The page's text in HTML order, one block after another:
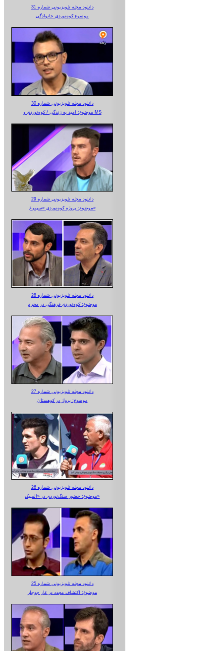
دانلود مجله تلویزیونی شماره 31
موضوع:کوه‌نوردی خانوادگی
دانلود مجله تلویزیونی شماره 30
موضوع: امید به زندگی / کوه‌نوردی و MS
دانلود مجله تلویزیونی شماره 29
موضوع: پروژه کوه‌نوردی «سیمرغ»
دانلود مجله تلویزیونی شماره 28
موضوع: کوه‌نوردی فرهنگی در محرم
دانلود مجله تلویزیونی شماره 27
موضوع: پرواز در کوهستان
دانلود مجله تلویزیونی شماره 26
موضوع: حضور سنگ‌نوردی در «المپیک»
دانلود مجله تلویزیونی شماره 25
موضوع: اکتشاف مجدد در غار جوجار